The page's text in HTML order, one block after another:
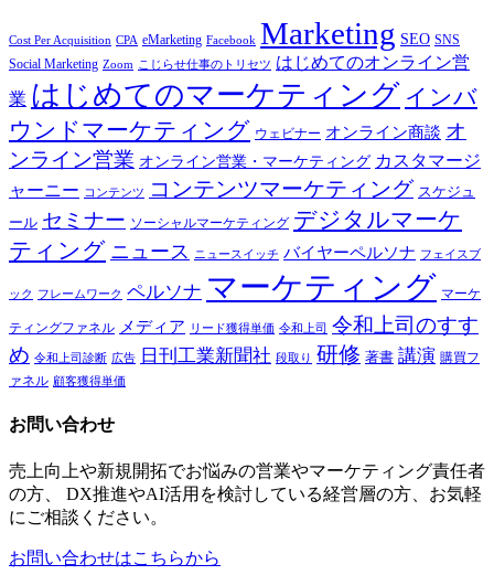
Cost Per Acquisition CPA eMarketing Facebook Marketing SEO SNS
Social Marketing Zoom こじらせ仕事のトリセツ はじめてのオンライン営
業 はじめてのマーケティング インバ
ウンドマーケティング ウェビナー オンライン商談 オ
ンライン営業 オンライン営業・マーケティング カスタマージ
ャーニー コンテンツ コンテンツマーケティング スケジュ
ール セミナー ソーシャルマーケティング デジタルマーケ
ティング ニュース ニュースイッチ バイヤーペルソナ フェイスブ
ック フレームワーク ペルソナ マーケティング マーケ
ティングファネル メディア リード獲得単価 令和上司 令和上司のすす
め 令和上司診断 広告 日刊工業新聞社 段取り 研修 著書 講演 購買フ
ァネル 顧客獲得単価
お問い合わせ
売上向上や新規開拓でお悩みの営業やマーケティング責任者
の方、 DX推進やAI活用を検討している経営層の方、お気軽
にご相談ください。
お問い合わせはこちらから